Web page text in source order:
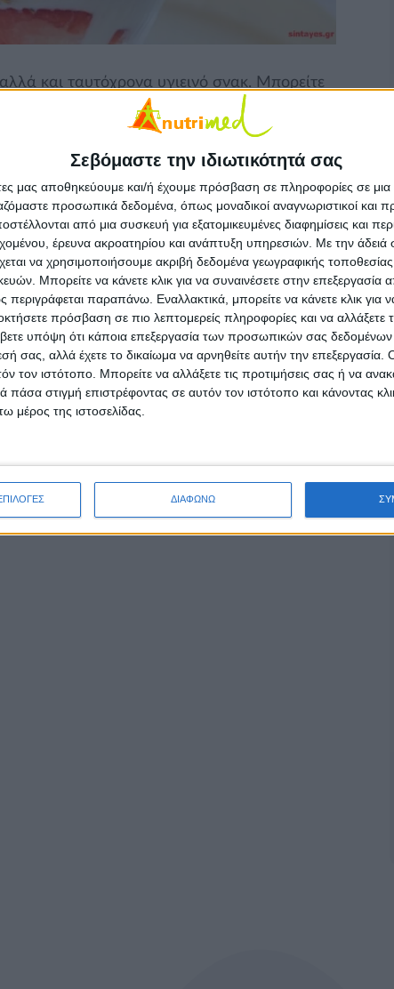
Σεβόμαστε την ιδιωτικότητά σας
μας αποθηκεύουμε και/ή έχουμε πρόσβαση σε πληροφορίες σε
προσωπικά δεδομένα, όπως μοναδικοί αναγνωριστικοί και
από μια συσκευή για εξατομικευμένες διαφημίσεις και
έρευνα ακροατηρίου και ανάπτυξη υπηρεσιών. Με την άδειά
να χρησιμοποιήσουμε ακριβή δεδομένα γεωγραφικής
Μπορείτε να κάνετε κλικ για να συναινέσετε στην επεξεργασία
παραπάνω. Εναλλακτικά, μπορείτε να κάνετε κλικ για
πρόσβαση σε πιο λεπτομερείς πληροφορίες και να αλλάξετε
υπόψη ότι κάποια επεξεργασία των προσωπικών σας δεδομένων
σας, αλλά έχετε το δικαίωμα να αρνηθείτε αυτήν την επεξεργασία.
τον ιστότοπο. Μπορείτε να αλλάξετε τις προτιμήσεις σας ή να
στιγμή επιστρέφοντας σε αυτόν τον ιστότοπο και κάνοντας
μέρος της ιστοσελίδας.
ΔΙΑΦΩΝΩ
και ταυτόχρονα υγιεινό σνακ. Μπορείτε
σας, δημητριακά από σιτάρι ολικής
για έξτρα ενέργεια.
και φράουλες
το γιαούρτι και τέλος τα φρούτα και
τα υλικά.
εύκολο, γρήγορο αλλά και ταυτόχρονα
με οποιαδήποτε φρούτα της
δημητριακά από σιτάρι ολικής
για έξτρα ενέργεια.